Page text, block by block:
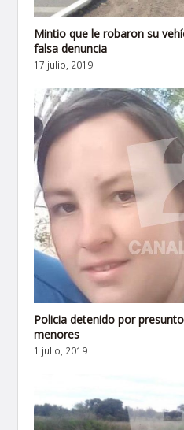
Mintio que le robaron su
falsa denuncia
17 julio, 2019
Policia detenido por
menores
1 julio, 2019